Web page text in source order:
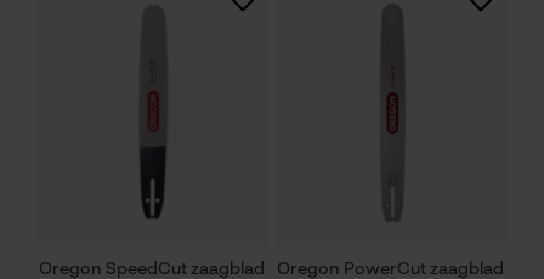
Oregon SpeedCut zaagblad
Oregon PowerCut zaagblad